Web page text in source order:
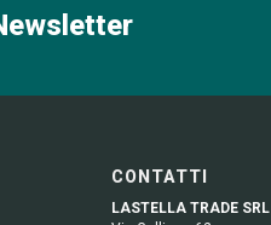
CONTATTI
LASTELLA TRADE SRL